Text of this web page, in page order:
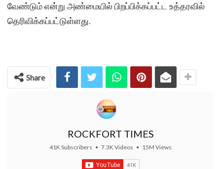
வேண்டும் என்று அண்மையில் பிறப்பிக்கப்பட்ட உத்தரவில்
தெரிவிக்கப்பட்டுள்ளது.
Share
ROCKFORT TIMES
41K Subscribers • 7.3K Videos • 15M Views